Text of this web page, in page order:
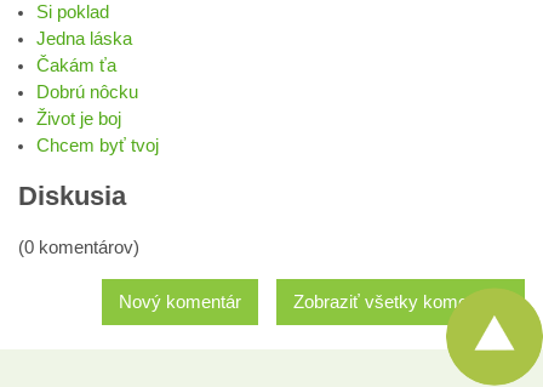
Si poklad
Jedna láska
Čakám ťa
Dobrú nôcku
Život je boj
Chcem byť tvoj
Diskusia
(0 komentárov)
Zobraziť všetky komentáre
Nový komentár